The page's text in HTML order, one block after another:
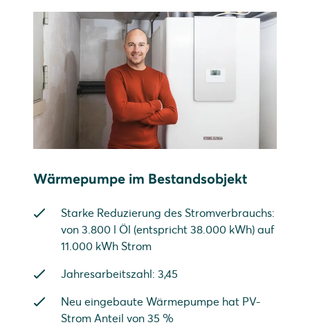
Wärmepumpe im Bestandsobjekt
Starke Reduzierung des Stromverbrauchs:
von 3.800 l Öl (entspricht 38.000 kWh) auf
11.000 kWh Strom
Jahresarbeitszahl: 3,45
Neu eingebaute Wärmepumpe hat PV-
Strom Anteil von 35 %